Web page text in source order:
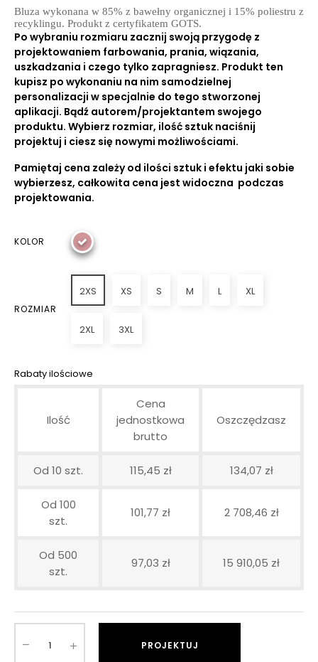
Bluza wykonana w 85% z bawełny organicznej i 15% poliestru z
recyklingu. Produkt z certyfikatem GOTS.
Po wybraniu rozmiaru zacznij swoją przygodę z
projektowaniem farbowania, prania, wiązania,
uszkadzania i czego tylko zapragniesz. Produkt ten
kupisz po wykonaniu na nim samodzielnej
personalizacji w specjalnie do tego stworzonej
aplikacji. Bądź autorem/projektantem swojego
produktu. Wybierz rozmiar, ilość sztuk naciśnij
projektuj i ciesz się nowymi możliwościami.
Pamiętaj cena zależy od ilości sztuk i efektu jaki sobie
wybierzesz, całkowita cena jest widoczna podczas
projektowania.
KOLOR
ROZMIAR
2XS XS S M L XL
2XL 3XL
Rabaty ilościowe
Ilość
Cena
jednostkowa
brutto
Oszczędzasz
Od 10 szt. 115,45 zł 134,07 zł
Od 100
szt.
101,77 zł 2 708,46 zł
Od 500
szt.
97,03 zł 15 910,05 zł
PROJEKTUJ